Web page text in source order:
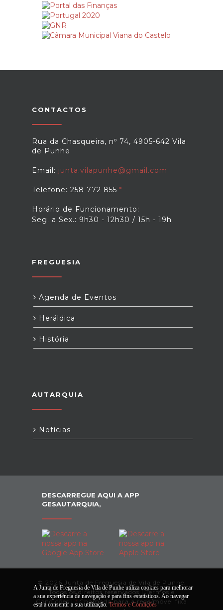
CONTACTOS
Rua da Chasqueira, nº 74, 4905-642 Vila
de Punhe
Email: junta.vilapunhe@gmail.com
Telefone: 258 772 855
Horário de Funcionamento:
Seg. a Sex.: 9h30 - 12h30 / 15h - 19h
FREGUESIA
Agenda de Eventos
Heráldica
História
AUTARQUIA
Notícias
DESCARREGUE AQUI A APP
GESAUTARQUIA,
© 2026 Junta de Freguesia de Vila de Punhe.
Todos os direitos reservados |Termos e
Condições | * Chamada para a rede/móvel fixa
A Junta de Freguesia de Vila de Punhe utiliza cookies para melhorar
a sua experiência de navegação e para fins estatísticos. Ao navegar
está a consentir a sua utilização.Termos e Condições